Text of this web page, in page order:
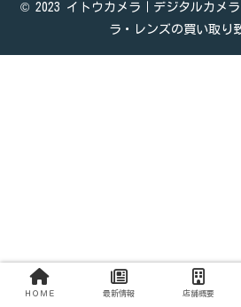
© 2023 イトウカメラ｜デジタルカメ
ラ・レンズの買い取り
ＨＯＭＥ 最新情報 店舗概要